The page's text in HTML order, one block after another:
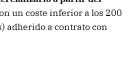
un coste inferior a los 200
adherido a contrato con